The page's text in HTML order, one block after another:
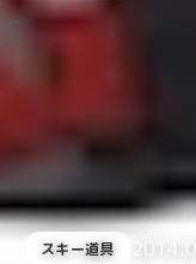
スキー道具